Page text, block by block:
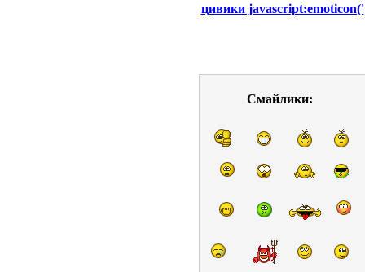
цивики javascript:emoticon('
Смайлики: